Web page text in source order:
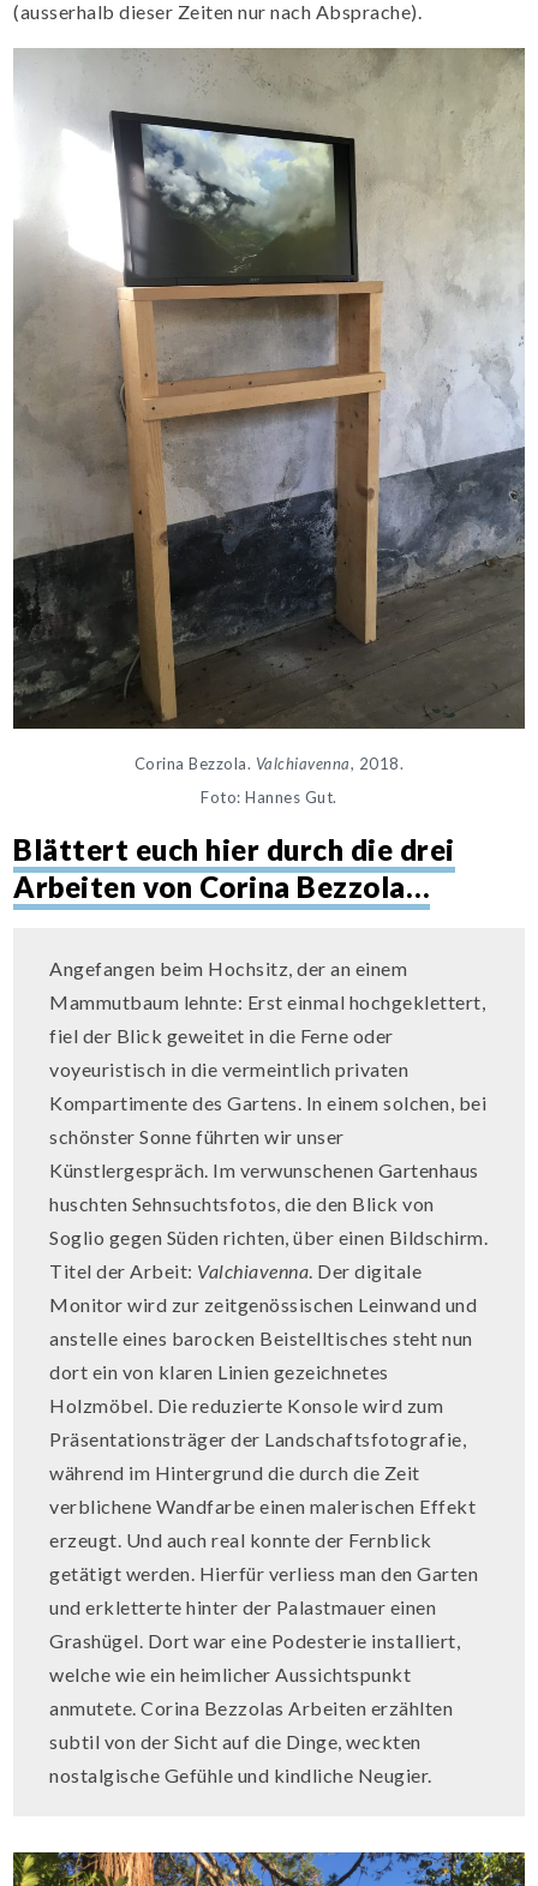
(ausserhalb dieser Zeiten nur nach Absprache).
Corina Bezzola. Valchiavenna, 2018.
Foto: Hannes Gut.
Blättert euch hier durch die drei
Arbeiten von Corina Bezzola…
Angefangen beim Hochsitz, der an einem
Mammutbaum lehnte: Erst einmal hochgeklettert,
fiel der Blick geweitet in die Ferne oder
voyeuristisch in die vermeintlich privaten
Kompartimente des Gartens. In einem solchen, bei
schönster Sonne führten wir unser
Künstlergespräch. Im verwunschenen Gartenhaus
huschten Sehnsuchtsfotos, die den Blick von
Soglio gegen Süden richten, über einen Bildschirm.
Titel der Arbeit: Valchiavenna . Der digitale
Monitor wird zur zeitgenössischen Leinwand und
anstelle eines barocken Beistelltisches steht nun
dort ein von klaren Linien gezeichnetes
Holzmöbel. Die reduzierte Konsole wird zum
Präsentationsträger der Landschaftsfotografie,
während im Hintergrund die durch die Zeit
verblichene Wandfarbe einen malerischen Effekt
erzeugt. Und auch real konnte der Fernblick
getätigt werden. Hierfür verliess man den Garten
und erkletterte hinter der Palastmauer einen
Grashügel. Dort war eine Podesterie installiert,
welche wie ein heimlicher Aussichtspunkt
anmutete. Corina Bezzolas Arbeiten erzählten
subtil von der Sicht auf die Dinge, weckten
nostalgische Gefühle und kindliche Neugier.